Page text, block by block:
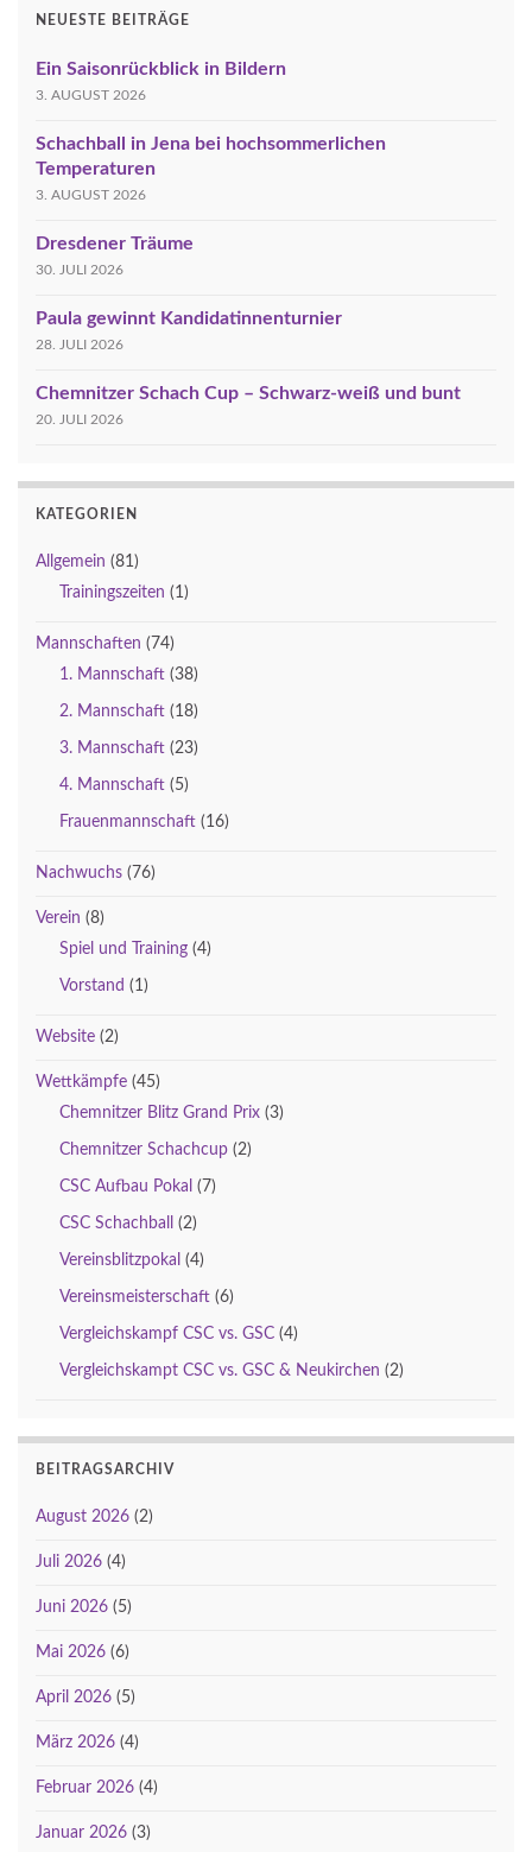
NEUESTE BEITRÄGE
Ein Saisonrückblick in Bildern
3. AUGUST 2026
Schachball in Jena bei hochsommerlichen
Temperaturen
3. AUGUST 2026
Dresdener Träume
30. JULI 2026
Paula gewinnt Kandidatinnenturnier
28. JULI 2026
Chemnitzer Schach Cup – Schwarz-weiß und bunt
20. JULI 2026
KATEGORIEN
Allgemein (81)
Trainingszeiten (1)
Mannschaften (74)
1. Mannschaft (38)
2. Mannschaft (18)
3. Mannschaft (23)
4. Mannschaft (5)
Frauenmannschaft (16)
Nachwuchs (76)
Verein (8)
Spiel und Training (4)
Vorstand (1)
Website (2)
Wettkämpfe (45)
Chemnitzer Blitz Grand Prix (3)
Chemnitzer Schachcup (2)
CSC Aufbau Pokal (7)
CSC Schachball (2)
Vereinsblitzpokal (4)
Vereinsmeisterschaft (6)
Vergleichskampf CSC vs. GSC (4)
Vergleichskampt CSC vs. GSC & Neukirchen (2)
BEITRAGSARCHIV
August 2026 (2)
Juli 2026 (4)
Juni 2026 (5)
Mai 2026 (6)
April 2026 (5)
März 2026 (4)
Februar 2026 (4)
Januar 2026 (3)